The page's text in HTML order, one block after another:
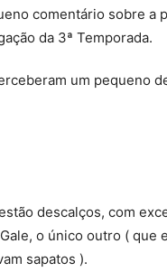
comentário sobre a
da 3ª Temporada.
um pequeno
descalços, com
o único outro ( que
sapatos ).